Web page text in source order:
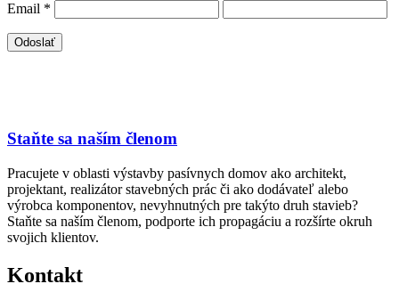
Email *
Staňte sa naším členom
Pracujete v oblasti výstavby pasívnych domov ako architekt,
projektant, realizátor stavebných prác či ako dodávateľ alebo
výrobca komponentov, nevyhnutných pre takýto druh stavieb?
Staňte sa naším členom, podporte ich propagáciu a rozšírte okruh
svojich klientov.
Kontakt